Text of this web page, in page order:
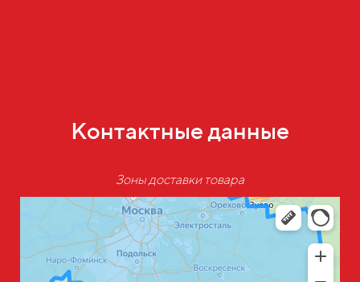
Контактные данные
Зоны доставки товара